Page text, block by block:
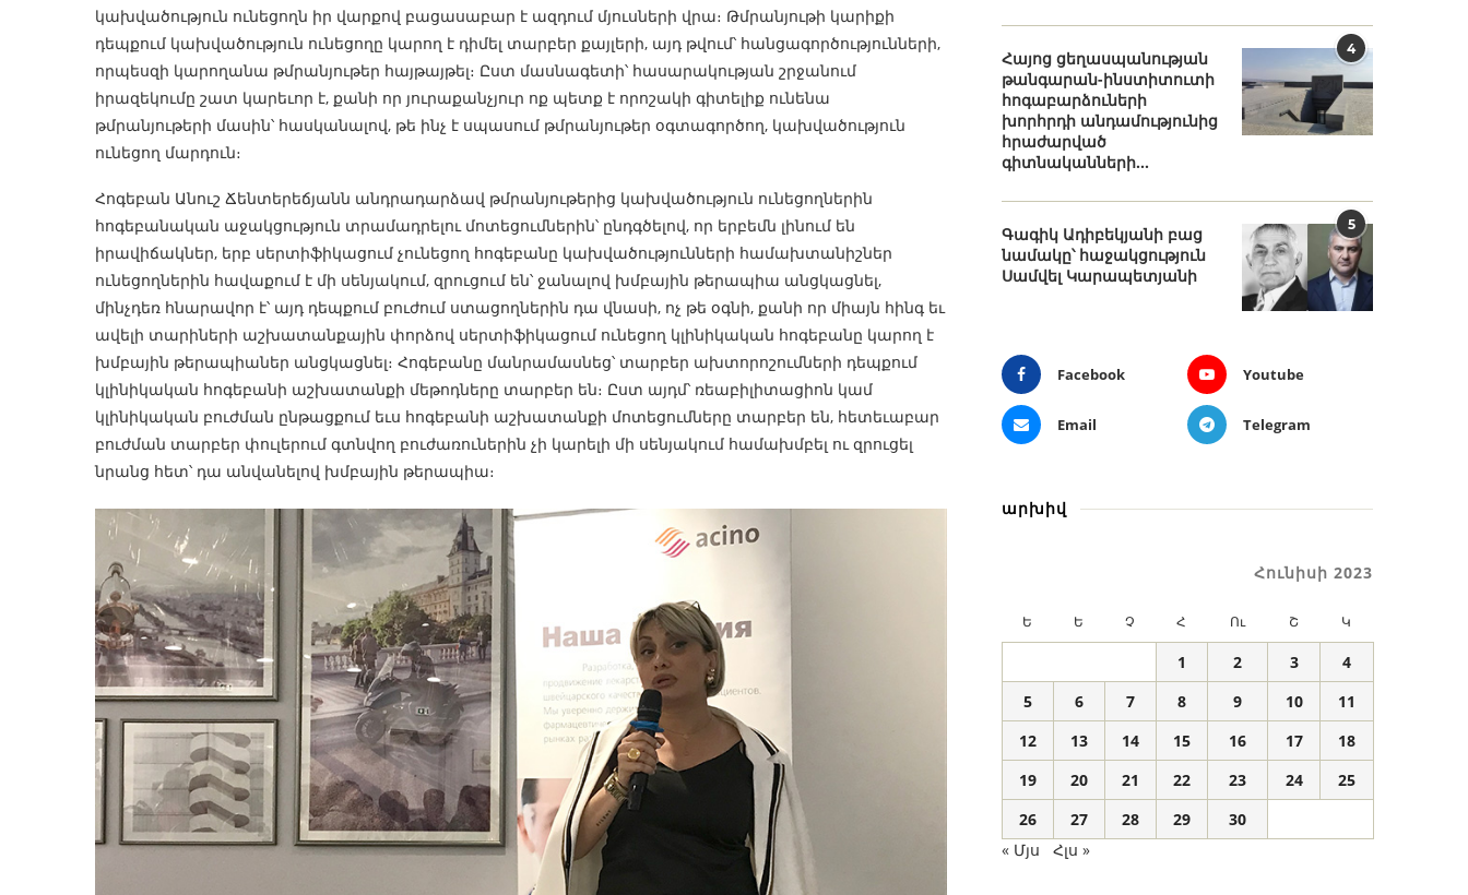
կախվածություն ունեցողն իր վարքով բացասաբար է ազդում մյուսների վրա։ Թմրանյութի կարիքի
դեպքում կախվածություն ունեցողը կարող է դիմել տարբեր քայլերի, այդ թվում՝ հանցագործությունների,
որպեսզի կարողանա թմրանյութեր հայթայթել։ Ըստ մասնագետի՝ հասարակության շրջանում
իրազեկումը շատ կարեւոր է, քանի որ յուրաքանչյուր ոք պետք է որոշակի գիտելիք ունենա
թմրանյութերի մասին՝ հասկանալով, թե ինչ է սպասում թմրանյութեր օգտագործող, կախվածություն
ունեցող մարդուն։
Հոգեբան Անուշ Ճենտերեճյանն անդրադարձավ թմրանյութերից կախվածություն ունեցողներին
հոգեբանական աջակցություն տրամադրելու մոտեցումներին՝ ընդգծելով, որ երբեմն լինում են
իրավիճակներ, երբ սերտիֆիկացում չունեցող հոգեբանը կախվածությունների համախտանիշներ
ունեցողներին հավաքում է մի սենյակում, զրուցում են՝ ջանալով խմբային թերապիա անցկացնել,
մինչդեռ հնարավոր է՝ այդ դեպքում բուժում ստացողներին դա վնասի, ոչ թե օգնի, քանի որ միայն հինգ եւ
ավելի տարիների աշխատանքային փորձով սերտիֆիկացում ունեցող կլինիկական հոգեբանը կարող է
խմբային թերապիաներ անցկացնել։ Հոգեբանը մանրամասնեց՝ տարբեր ախտորոշումների դեպքում
կլինիկական հոգեբանի աշխատանքի մեթոդները տարբեր են։ Ըստ այդմ՝ ռեաբիլիտացիոն կամ
կլինիկական բուժման ընթացքում եւս հոգեբանի աշխատանքի մոտեցումները տարբեր են, հետեւաբար
բուժման տարբեր փուլերում գտնվող բուժառուներին չի կարելի մի սենյակում համախմբել ու զրուցել
նրանց հետ՝ դա անվանելով խմբային թերապիա։
4
Հայոց ցեղասպանության
թանգարան-ինստիտուտի
հոգաբարձուների
խորհրդի անդամությունից
հրաժարված
գիտնականների...
5
Գագիկ Ադիբեկյանի բաց
նամակը՝ հաջակցություն
Սամվել Կարապետյանի
Facebook Youtube
Email Telegram
արխիվ
Հունիսի 2023
Ե Ե Չ Հ Ու Շ Կ
1 2 3
4
5
6 7 8 9 10
11
12
13 14 15 16 17
18
19
20 21 22 23 24
25
26
27 28 29
30
« Մյս
Հլս »